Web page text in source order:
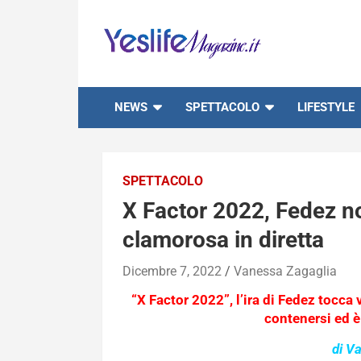
content
NEWS SPETTACOLO LIFESTYLE
SPETTACOLO
X Factor 2022, Fedez
clamorosa in diretta
Dicembre 7, 2022 Vanessa Zagaglia
“X Factor 2022”, l’ira di Fedez
contenersi ed
di